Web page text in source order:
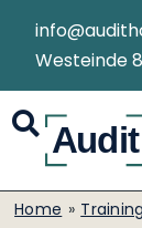
Westeinde
Home »